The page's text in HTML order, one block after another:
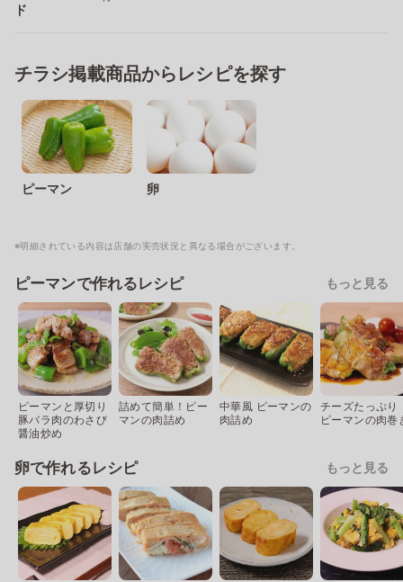
ド
チラシ掲載商品からレシピを探す
ピーマン 卵
※明細されている内容は店舗の実売状況と異なる場合がございます。
ピーマンで作れるレシピ もっと見る
ピーマンと厚切り
豚バラ肉のわさび
醤油炒め
詰めて簡単！ピー
マンの肉詰め
中華風 ピーマンの
肉詰め
チーズたっぷり
ピーマンの肉巻
卵で作れるレシピ もっと見る